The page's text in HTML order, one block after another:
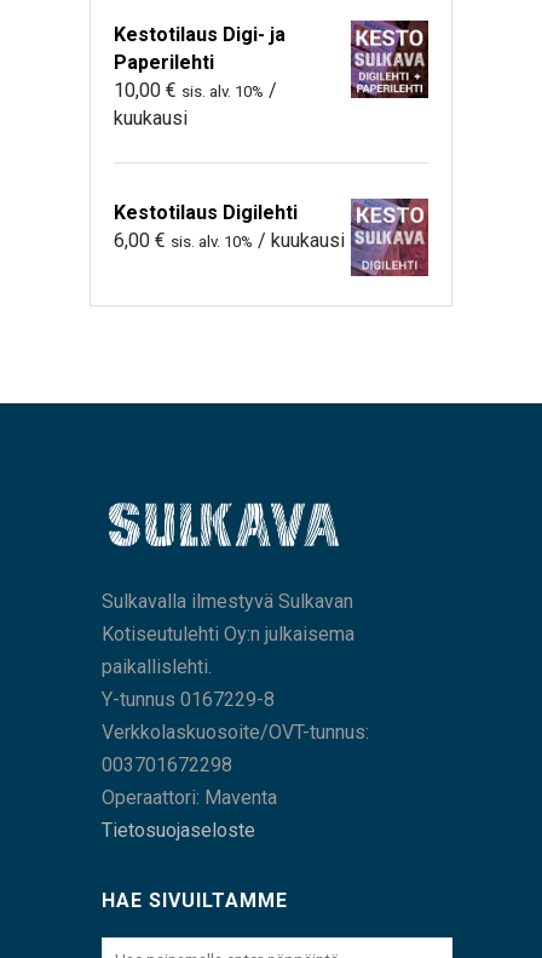
Kestotilaus Digi- ja
Paperilehti
10,00 € sis. alv. 10% /
kuukausi
Kestotilaus Digilehti
6,00 € sis. alv. 10% / kuukausi
Sulkavalla ilmestyvä Sulkavan
Kotiseutulehti Oy:n julkaisema
paikallislehti.
Y-tunnus 0167229-8
Verkkolaskuosoite/OVT-tunnus:
003701672298
Operaattori: Maventa
Tietosuojaseloste
HAE SIVUILTAMME